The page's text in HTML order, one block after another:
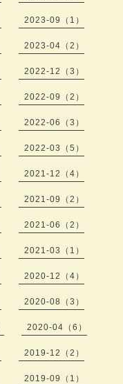
2023-09（1）
2023-04（2）
2022-12（3）
2022-09（2）
2022-06（3）
2022-03（5）
2021-12（4）
2021-09（2）
2021-06（2）
2021-03（1）
2020-12（4）
2020-08（3）
2020-04（6）
2019-12（2）
2019-09（1）